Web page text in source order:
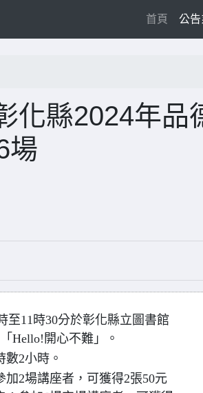
首頁 公
化縣2024年品
場
至11時30分於彰化縣立圖書館
Hello!開心不難」。
2小時。
2場講座者，可獲得2張50元